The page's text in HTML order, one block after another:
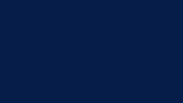
Fachadas de Predios